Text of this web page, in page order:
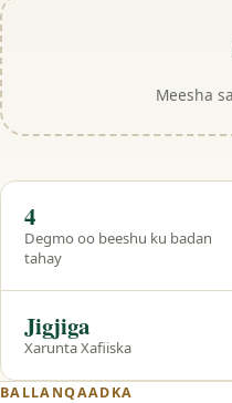
Meesha
Hal eeg
Degmo oo beeshu ku badan
tahay
4
Xarunta Xafiiska
Jigjiga
BALLANQAADKA